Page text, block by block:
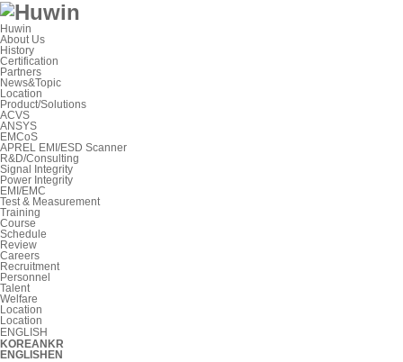
Huwin
About Us
History
Certification
Partners
News&Topic
Location
Product/Solutions
ACVS
ANSYS
EMCoS
APREL EMI/ESD Scanner
R&D/Consulting
Signal Integrity
Power Integrity
EMI/EMC
Test & Measurement
Training
Course
Schedule
Review
Careers
Recruitment
Personnel
Talent
Welfare
Location
Location
ENGLISH
KOREANKR
ENGLISHEN